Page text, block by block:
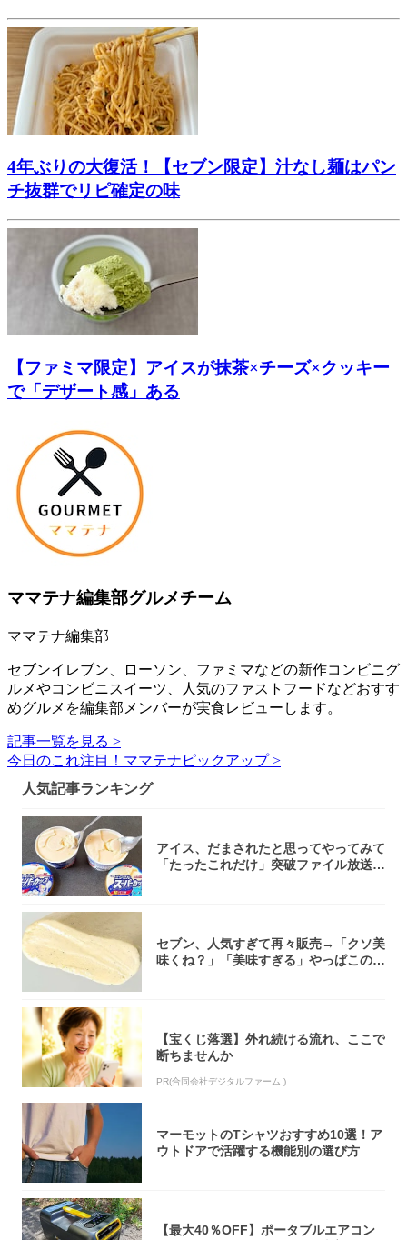
4年ぶりの大復活！【セブン限定】汁なし麺はパン
チ抜群でリピ確定の味
【ファミマ限定】アイスが抹茶×チーズ×クッキー
で「デザート感」ある
ママテナ編集部グルメチーム
ママテナ編集部
セブンイレブン、ローソン、ファミマなどの新作コンビニグ
ルメやコンビニスイーツ、人気のファストフードなどおすす
めグルメを編集部メンバーが実食レビューします。
記事一覧を見る >
今日のこれ注目！ママテナピックアップ >
人気記事ランキング
アイス、だまされたと思ってやってみて
「たったこれだけ」突破ファイル放送で
セブン、人気すぎて再々販売→「クソ美
味くね？」「美味すぎる」やっぱこのク
【宝くじ落選】外れ続ける流れ、ここで
断ちませんか
PR(合同会社デジタルファーム )
マーモットのTシャツおすすめ10選！ア
ウトドアで活躍する機能別の選び方
【最大40％OFF】ポータブルエアコン